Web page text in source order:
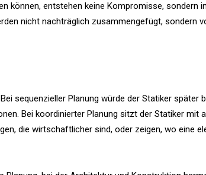
können, entstehen keine Kompromisse, sondern
nicht nachträglich zusammengefügt, sondern
sequenzieller Planung würde der Statiker später
Bei koordinierter Planung sitzt der Statiker mit
die wirtschaftlicher sind, oder zeigen, wo eine